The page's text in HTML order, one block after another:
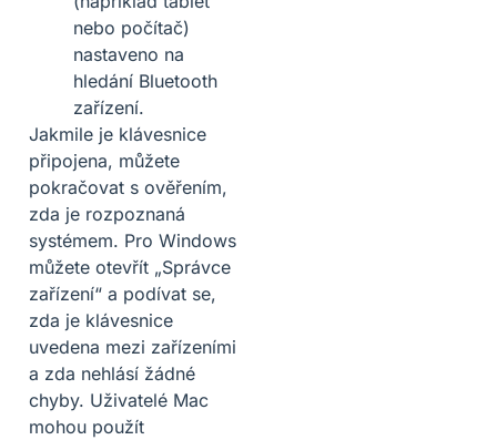
nebo počítač)
nastaveno na
hledání Bluetooth
zařízení.
Jakmile je klávesnice
připojena, můžete
pokračovat s ověřením,
zda je rozpoznaná
systémem. Pro Windows
můžete otevřít „Správce
zařízení“ a podívat se,
zda je klávesnice
uvedena mezi zařízeními
a zda nehlásí žádné
chyby. Uživatelé Mac
mohou použít